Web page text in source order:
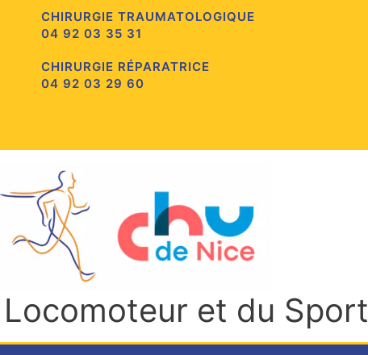
CHIRURGIE TRAUMATOLOGIQUE
04 92 03 35 31
CHIRURGIE RÉPARATRICE
04 92 03 29 60
et du Sport